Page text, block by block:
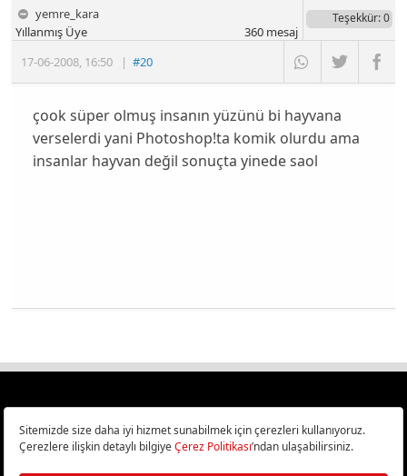
yemre_kara
17-06-2008, 16:50 |#20
Yıllanmış Üye
Teşekkür: 0
360mesaj
çook süper olmuş insanın yüzünü bi hayvana
verselerdi yani Photoshop!ta komik olurdu ama
insanlar hayvan değil sonuçta yinede saol
Türkiye